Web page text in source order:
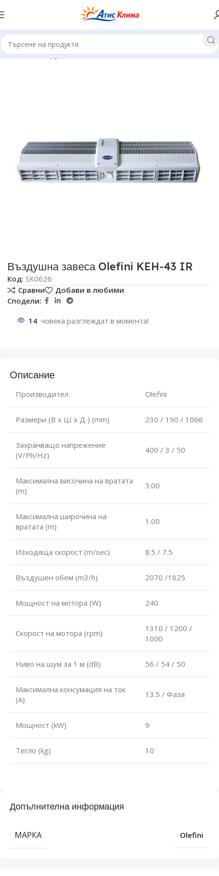
Начало Въздушни завеси
Въздушна завеса Olefini KEH-43 IR
Код: SK0626
Сравни
Добави в любими
Сподели:
14 човека разглеждат в момента!
Описание
Производител Olefini
Размери (В x Ш x Д ) (mm) 230 / 190 / 1066
Захранващо напрежение
(V/Ph/Hz)
400 / 3 / 50
Максимална височина на вратата
(m)
3.00
Максимална широчина на
вратата (m)
1.00
Изходяща скорост (m/sec) 8.5 / 7.5
Въздушен обем (m3/h) 2070 /1825
Мощност на мотора (W) 240
Скорост на мотора (rpm)
1310 / 1200 /
1000
Ниво на шум за 1 м (dB) 56 / 54 / 50
Максимална консумация на ток
(A)
13.5 / Фаза
Мощност (kW) 9
Тегло (kg) 10
Допълнителна информация
МАРКА Olefini